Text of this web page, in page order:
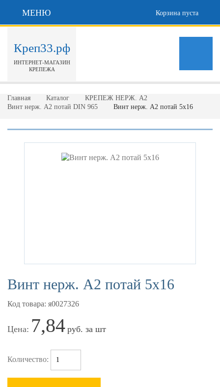
МЕНЮ Корзина пуста
Креп33.рф
ИНТЕРНЕТ-МАГАЗИН
КРЕПЕЖА
Главная Каталог
КРЕПЕЖ НЕРЖ. А2
Винт нерж. А2 потай DIN 965
Винт нерж. А2 потай 5х16
Винт нерж. А2 потай 5х16
Код товара: я0027326
Цена: 7,84 руб. за шт
Количество: